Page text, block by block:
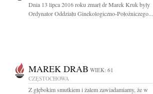
Dnia 13 lipca 2016 roku zmarł dr Marek Kruk były
Ordynator Oddziału Ginekologiczno-Położniczego...
MAREK DRAB WIEK: 61
CZĘSTOCHOWA
Z głębokim smutkiem i żalem zawiadamiamy, że w